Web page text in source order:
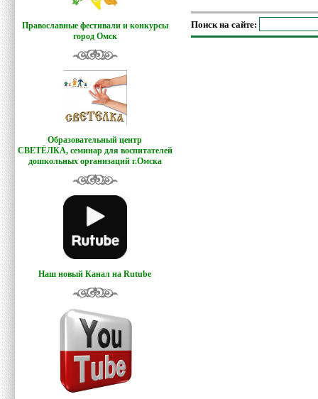
Православные фестивали и конкурсы
город Омск
Образовательный центр
СВЕТЁЛКА, семинар для воспитателей
дошкольных организаций г.Омска
Наш новый Канал на Rutube
Поиск на сайте: